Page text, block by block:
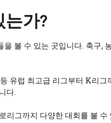
는가?
볼 수 있는 곳입니다. 축구,
유럽 최고급 리그부터 K리
다.
리그까지 다양한 대회를 볼